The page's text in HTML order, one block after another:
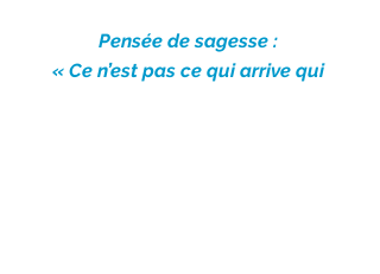
Pensée de sagesse :
« Ce n’est pas ce qui arrive qui